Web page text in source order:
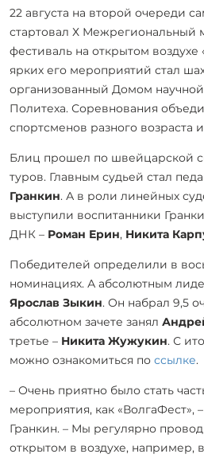
22 августа на второй очереди
стартовал Х Межрегиональный
фестиваль на открытом
ярких его мероприятий стал
организованный Домом
Политеха. Соревнования
спортсменов разного возраста
Блиц прошел по швейцарской
туров. Главным судьей стал
Гранкин. А в роли линейных
выступили воспитанники
ДНК – Роман Ерин, Никита
Победителей определили в
номинациях. А абсолютным
Ярослав Зыкин. Он набрал 9,5
абсолютном зачете занял
третье – Никита Жужукин. С
можно ознакомиться по ссылке.
– Очень приятно было стать
мероприятия, как «ВолгаФест»,
Гранкин. – Мы регулярно
открытом в воздухе, например,